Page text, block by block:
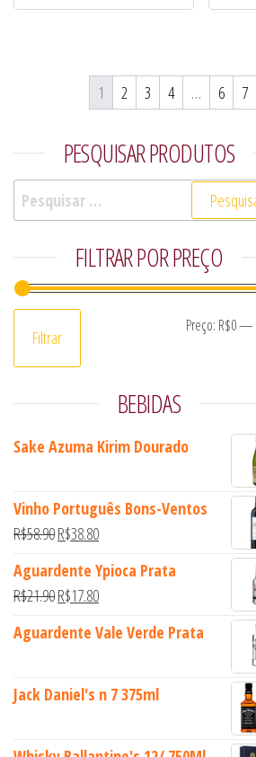
1 2 3 4 … 6 7
PESQUISAR PRODUTOS
Pesquisar por:
FILTRAR POR PREÇO
Filtrar
Preço: R$0—
BEBIDAS
Sake Azuma Kirim Dourado
Vinho Português Bons-Ventos
R$58.90O preço original era: R$58.90.
R$38.80O preço atual é: R$38.80.
Aguardente Ypioca Prata
R$21.90O preço original era: R$21.90.
R$17.80O preço atual é: R$17.80.
Aguardente Vale Verde Prata
Jack Daniel's n 7 375ml